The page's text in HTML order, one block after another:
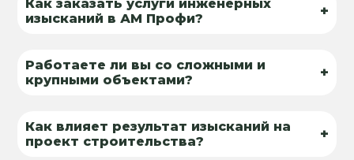
Как заказать услуги инженерных
изысканий в АМ Профи?
+
Работаете ли вы со сложными и
крупными объектами?
+
Как влияет результат изысканий на
проект строительства?
+